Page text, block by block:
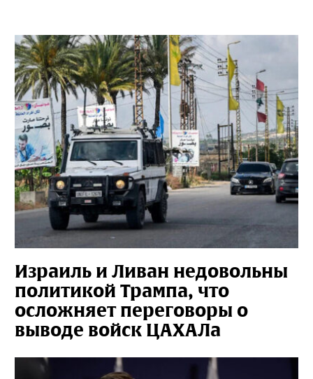
Израиль и Ливан недовольны
политикой Трампа, что
осложняет переговоры о
выводе войск ЦАХАЛа